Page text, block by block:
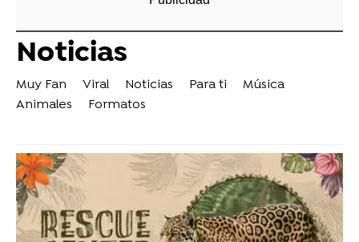
Noticias
Muy Fan Viral Noticias Para ti
Música
Animales
Formatos